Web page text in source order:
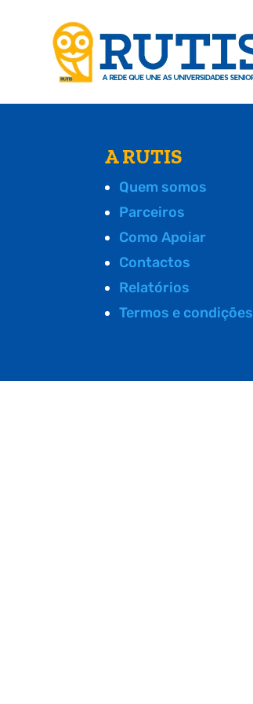
A RUTIS
Quem somos
Parceiros
Como Apoiar
Contactos
Relatórios
Termos e condições